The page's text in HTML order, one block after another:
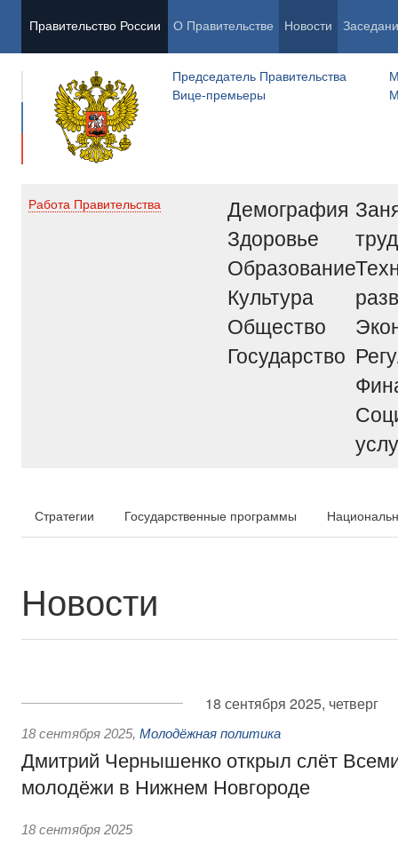
Правительство России О Правительстве Новости
Председатель Правительства
Вице-премьеры
Работа Правительства
Демография
Здоровье
Образование
Культура
Общество
Государство
труд
Стратегии Государственные программы
Новости
18 сентября 2025, четверг
18 сентября 2025, Молодёжная политика
Дмитрий Чернышенко открыл слёт
молодёжи в Нижнем Новгороде
18 сентября 2025